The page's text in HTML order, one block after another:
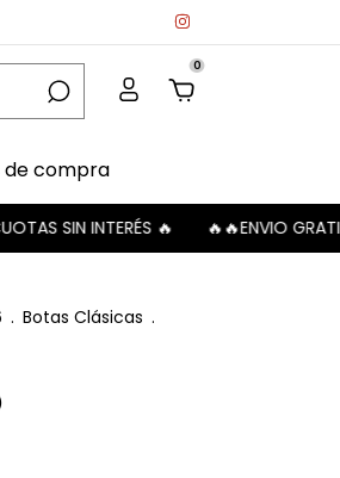
0
de compra
🔥 🔥🔥ENVIO GRATIS A
. Botas Clásicas .